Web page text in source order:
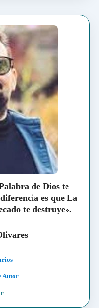
de Dios te
es que La
te destruye».
Autor